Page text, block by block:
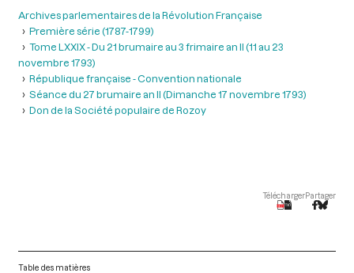
Archives parlementaires de la Révolution Française
Première série (1787-1799)
Tome LXXIX - Du 21 brumaire au 3 frimaire an II (11 au 23
novembre 1793)
République française - Convention nationale
Séance du 27 brumaire an II (Dimanche 17 novembre 1793)
Don de la Société populaire de Rozoy
TéléchargerPartager
Table des matières